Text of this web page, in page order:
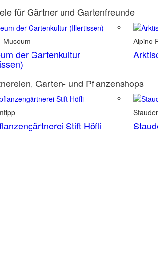
für Gärtner und Gartenfreunde
Museum
der Gartenkultur
Alpine
Garten- und Pflanzenshops
Stift Höfli